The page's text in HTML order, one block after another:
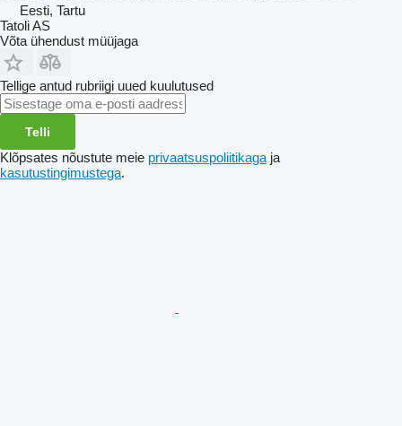
Eesti, Tartu
Tatoli AS
Võta ühendust müüjaga
Tellige antud rubriigi uued kuulutused
Telli
Klõpsates nõustute meie privaatsuspoliitikaga ja
kasutustingimustega.